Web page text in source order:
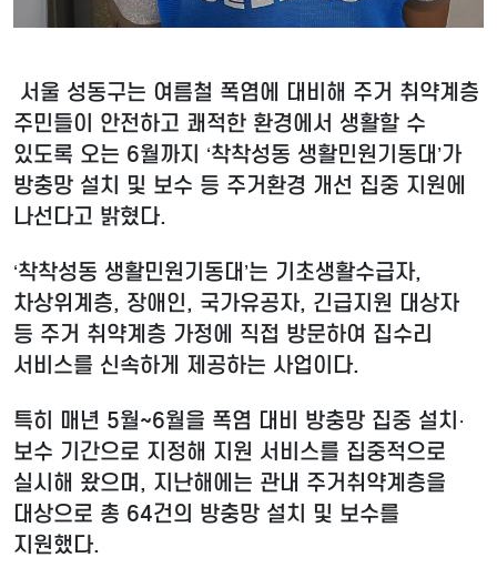
서울 성동구는 여름철 폭염에 대비해 주거 취약계층
주민들이 안전하고 쾌적한 환경에서 생활할 수
있도록 오는 6월까지 ‘착착성동 생활민원기동대’가
방충망 설치 및 보수 등 주거환경 개선 집중 지원에
나선다고 밝혔다.
‘착착성동 생활민원기동대’는 기초생활수급자,
차상위계층, 장애인, 국가유공자, 긴급지원 대상자
등 주거 취약계층 가정에 직접 방문하여 집수리
서비스를 신속하게 제공하는 사업이다.
특히 매년 5월~6월을 폭염 대비 방충망 집중 설치·
보수 기간으로 지정해 지원 서비스를 집중적으로
실시해 왔으며, 지난해에는 관내 주거취약계층을
대상으로 총 64건의 방충망 설치 및 보수를
지원했다.